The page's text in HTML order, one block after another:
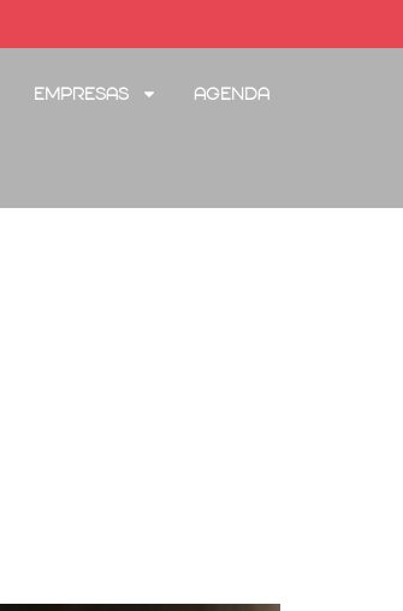
Empresas Agenda